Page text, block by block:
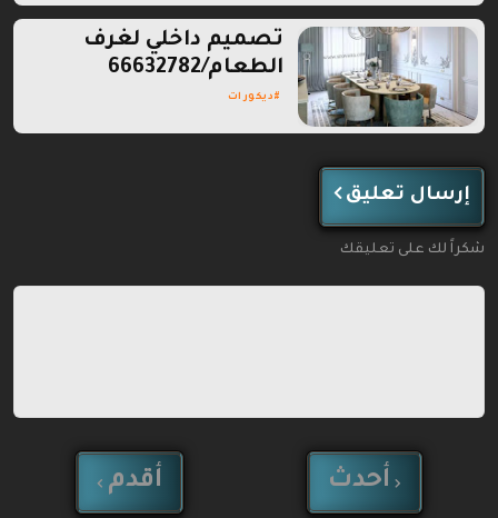
تصميم داخلي لغرف
الطعام/66632782
ديكورات
إرسال تعليق
شكراً لك على تعليقك
أحدث أقدم